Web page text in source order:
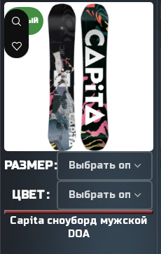
НОВЫЙ
РАЗМЕР
ЦВЕТ
Capita сноуборд мужской
DOA